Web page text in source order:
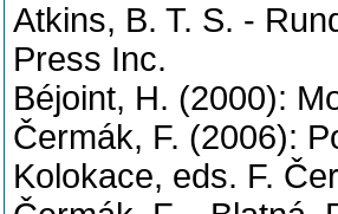
Atkins, B. T. S. -
Press Inc.
Béjoint, H. (2000):
Čermák, F. (2006):
Kolokace, eds. F.